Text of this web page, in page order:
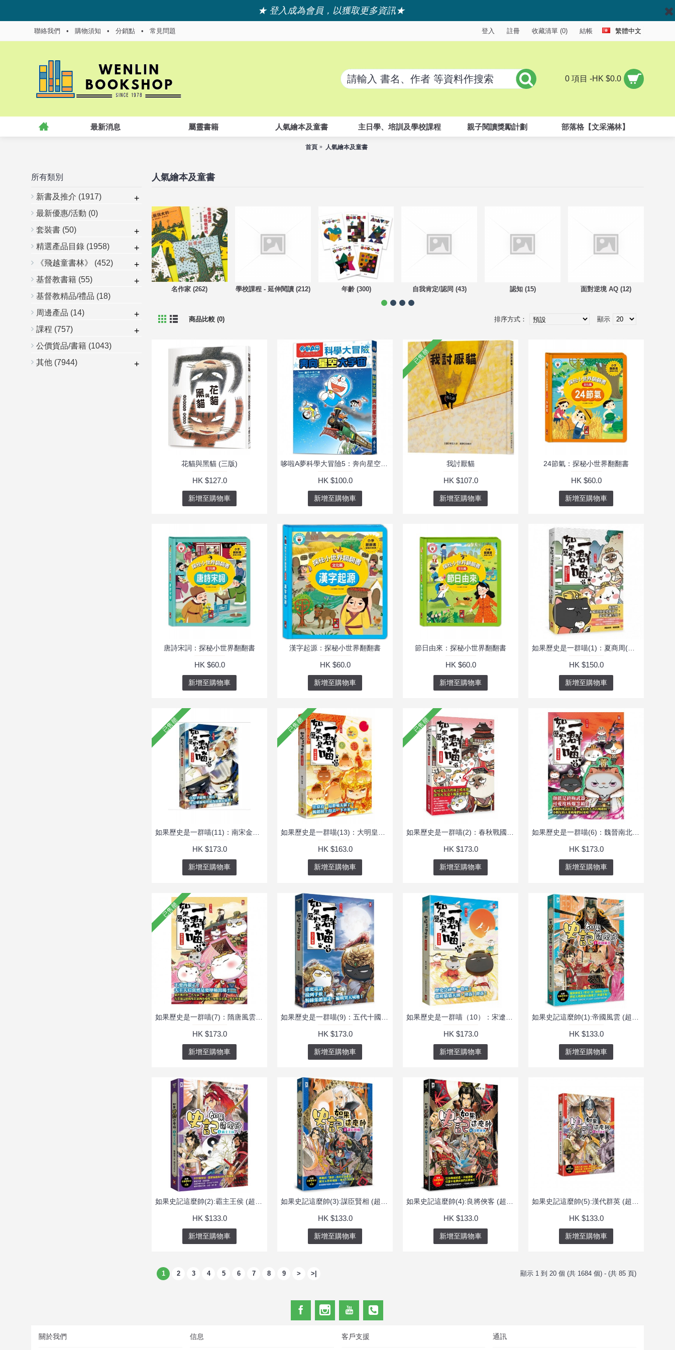
★ 登入成為會員，以獲取更多資訊★
聯絡我們 • 購物須知 • 分銷點 • 常見問題 登入 註冊 收藏清單 (0) 結帳 繁體中文
0 項目 -HK $0.0
最新消息 屬靈書籍 人氣繪本及童書 主日學、培訓及學校課程 親子閱讀獎勵計劃 部落格【文采滿林】
首頁 人氣繪本及童書
所有類別
新書及推介 (1917) +
最新優惠/活動 (0)
套裝書 (50) +
精選產品目錄 (1958) +
《飛越童書林》 (452) +
基督教書籍 (55) +
基督教精品/禮品 (18)
周邊產品 (14) +
課程 (757) +
公價貨品/書籍 (1043)
其他 (7944) +
人氣繪本及童書
名作家 (262) 學校課程 - 延伸閱讀 (212) 年齡 (300) 自我肯定/認同 (43) 認知 (15) 面對逆境 AQ (12)
商品比較 (0) 顯示
排序方式：
花貓與黑貓 (三版)
HK $127.0
新增至購物車
HK $100.0
新增至購物車
已售罄
我討厭貓
HK $107.0
新增至購物車
24節氣：探秘小世界翻翻書
HK $60.0
新增至購物車
唐詩宋詞：探秘小世界翻翻書
HK $60.0
新增至購物車
漢字起源：探秘小世界翻翻書
HK $60.0
新增至購物車
節日由來：探秘小世界翻翻書
HK $60.0
新增至購物車
HK $150.0
新增至購物車
已售罄
如果歷史是一群喵(11)：南宋金元篇
HK $173.0
新增至購物車
已售罄
如果歷史是一群喵(13)：大明皇朝篇(萌貓漫畫學歷史）
HK $163.0
新增至購物車
已售罄
如果歷史是一群喵(2)：春秋戰國篇(萌貓漫畫學歷史)
HK $173.0
新增至購物車
如果歷史是一群喵(6)：魏晉南北篇(萌貓漫畫學歷史)
HK $173.0
新增至購物車
已售罄
HK $173.0
新增至購物車
HK $173.0
新增至購物車
HK $173.0
新增至購物車
HK $133.0
新增至購物車
HK $133.0
新增至購物車
HK $133.0
新增至購物車
HK $133.0
新增至購物車
HK $133.0
新增至購物車
1 2 3 4 5 6 7 8 9 > >| 顯示 1 到 20 個 (共 1684 個) - (共 85 頁)
關於我們 信息 客戶支援 通訊